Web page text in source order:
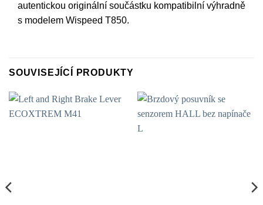
autentickou originální součástku kompatibilní výhradně
s modelem Wispeed T850.
SOUVISEJÍCÍ PRODUKTY